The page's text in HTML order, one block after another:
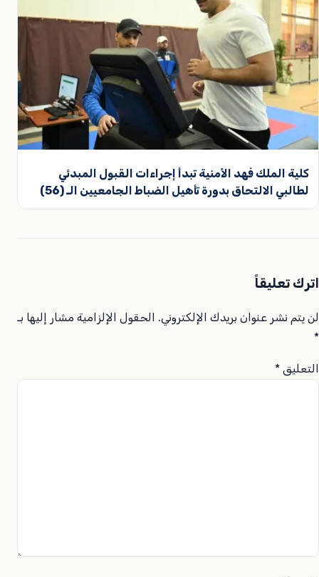
كلية الملك فهد الأمنية تبدأ إجراءات القبول المبدئي
لطالبي الالتحاق بدورة تأهيل الضباط الجامعيين الـ (56)
اترك تعليقاً
لن يتم نشر عنوان بريدك الإلكتروني.
الحقول الإلزامية مشار إليها بـ
*
التعليق *